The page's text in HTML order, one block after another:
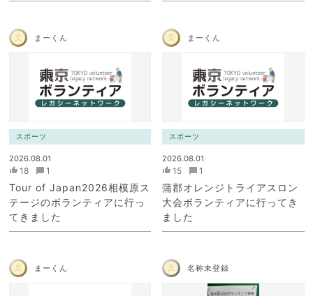
まーくん
スポーツ
2026.08.01
18 1
Tour of Japan2026相模原ス
テージのボランティアに行っ
てきました
まーくん
スポーツ
2026.08.01
15 1
蒲郡オレンジトライアスロン
大会ボランティアに行ってき
ました
まーくん 名称未登録